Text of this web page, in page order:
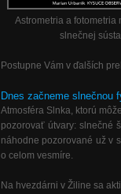
Astrometria a fotometria
slnečnej
Postupne Vám v ďalších
Dnes začneme slnečnou
Atmosféra Slnka, ktorú
pozorovať útvary: slnečné
náhodne pozorované už v
o celom vesmíre.
Na hvezdárni v Žiline sa